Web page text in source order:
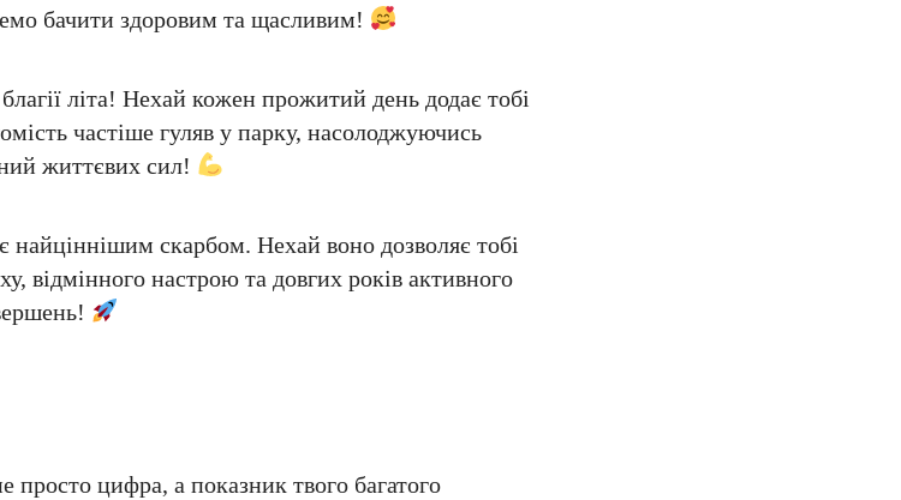
бачити здоровим та щасливим!
літа! Нехай кожен прожитий день додає тобі
частіше гуляв у парку, насолоджуючись
життєвих сил!
скарбом. Нехай воно дозволяє тобі
відмінного настрою та довгих років активного
просто цифра, а показник твого багатого